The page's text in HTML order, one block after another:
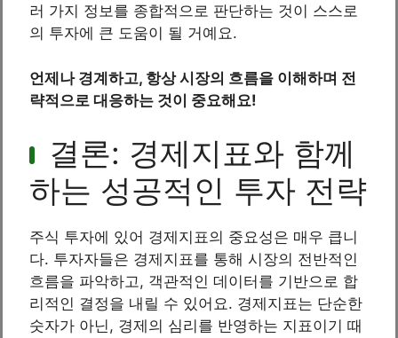
러 가지 정보를 종합적으로 판단하는 것이 스스로
의 투자에 큰 도움이 될 거예요.
언제나 경계하고, 항상 시장의 흐름을 이해하며 전
략적으로 대응하는 것이 중요해요!
결론: 경제지표와 함께
하는 성공적인 투자 전략
주식 투자에 있어 경제지표의 중요성은 매우 큽니
다. 투자자들은 경제지표를 통해 시장의 전반적인
흐름을 파악하고, 객관적인 데이터를 기반으로 합
리적인 결정을 내릴 수 있어요. 경제지표는 단순한
숫자가 아닌, 경제의 심리를 반영하는 지표이기 때